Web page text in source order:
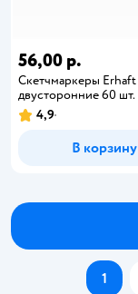
56,00 р.
Скетчмаркеры Erhaft
двусторонние 60 шт.
4,9
В корзину
1